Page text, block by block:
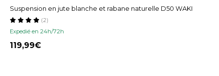
Suspension en jute blanche et rabane naturelle D50 WAKI
Expedié en 24h/72h
(2)
119,99